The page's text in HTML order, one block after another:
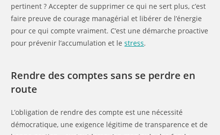
pertinent ? Accepter de supprimer ce qui ne sert plus, c’est
faire preuve de courage managérial et libérer de l’énergie
pour ce qui compte vraiment. C’est une démarche proactive
pour prévenir l’accumulation et lestress.
Rendre des comptes sans se perdre en
route
L’obligation de rendre des compte est une nécessité
démocratique, une exigence légitime de transparence et de